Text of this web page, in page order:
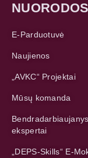
NUORODOS
E-Parduotuvė
Naujienos
„AVKC“ Projektai
Mūsų komanda
ekspertai
„DEPS-Skills“ E-